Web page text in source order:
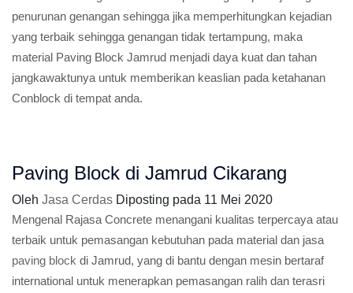
penurunan genangan sehingga jika memperhitungkan kejadian
yang terbaik sehingga genangan tidak tertampung, maka
material Paving Block Jamrud menjadi daya kuat dan tahan
jangkawaktunya untuk memberikan keaslian pada ketahanan
Conblock di tempat anda.
Paving Block di Jamrud Cikarang
Oleh Jasa Cerdas Diposting pada 11 Mei 2020
Mengenal Rajasa Concrete menangani kualitas terpercaya atau
terbaik untuk pemasangan kebutuhan pada material dan jasa
paving block di Jamrud, yang di bantu dengan mesin bertaraf
international untuk menerapkan pemasangan ralih dan terasri